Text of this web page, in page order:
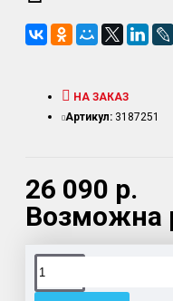
26 090 р.
Возможна
НА ЗАКАЗ
Артикул: 3187251
Доставка товара